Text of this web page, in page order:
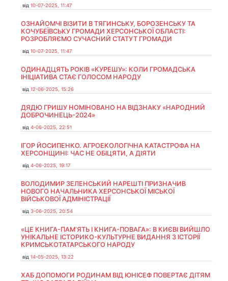
від 10-07-2025, 11:47
ОЗНАЙОМЧІ ВІЗИТИ В ТЯГИНСЬКУ, БОРОЗЕНСЬКУ ТА
КОЧУБЕЇВСЬКУ ГРОМАДИ ХЕРСОНСЬКОЇ ОБЛАСТІ:
РОЗРОБЛЯЄМО СУЧАСНИЙ СТАТУТ ГРОМАДИ
від 10-07-2025, 11:47
ОДИНАДЦЯТЬ РОКІВ «КУРЕШУ»: КОЛИ ГРОМАДСЬКА
ІНІЦІАТИВА СТАЄ ГОЛОСОМ НАРОДУ
від 12-06-2025, 15:26
ДЯДЮ ГРИШУ НОМІНОВАНО НА ВІДЗНАКУ «НАРОДНИЙ
ДОБРОЧИНЕЦЬ-2024»
від 4-06-2025, 22:51
ІГОР ЙОСИПЕНКО. АГРОЕКОЛОГІЧНА КАТАСТРОФА НА
ХЕРСОНЩИНІ: ЧАС НЕ ОБІЦЯТИ, А ДІЯТИ
від 4-06-2025, 19:17
ВОЛОДИМИР ЗЕЛЕНСЬКИЙ НАРЕШТІ ПРИЗНАЧИВ
НОВОГО НАЧАЛЬНИКА ХЕРСОНСЬКОЇ МІСЬКОЇ
ВІЙСЬКОВОЇ АДМІНІСТРАЦІЇ
від 3-06-2025, 20:54
«ЦЕ КНИГА-ПАМ’ЯТЬ І КНИГА-ПОВАГА»: В КИЄВІ ВИЙШЛО
УНІКАЛЬНЕ ІСТОРИКО-КУЛЬТУРНЕ ВИДАННЯ З ІСТОРІЇ
КРИМСЬКОТАТАРСЬКОГО НАРОДУ
від 14-05-2025, 13:22
ХАБ ДОПОМОГИ РОДИНАМ ВІД ЮНІСЕФ ПОВЕРТАЄ ДІТЯМ